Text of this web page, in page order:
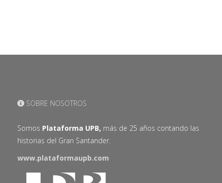
SOBRE NOSOTROS
Somos Plataforma UPB, más de 25 años contando las
historias del Gran Santander.
www.plataformaupb.com